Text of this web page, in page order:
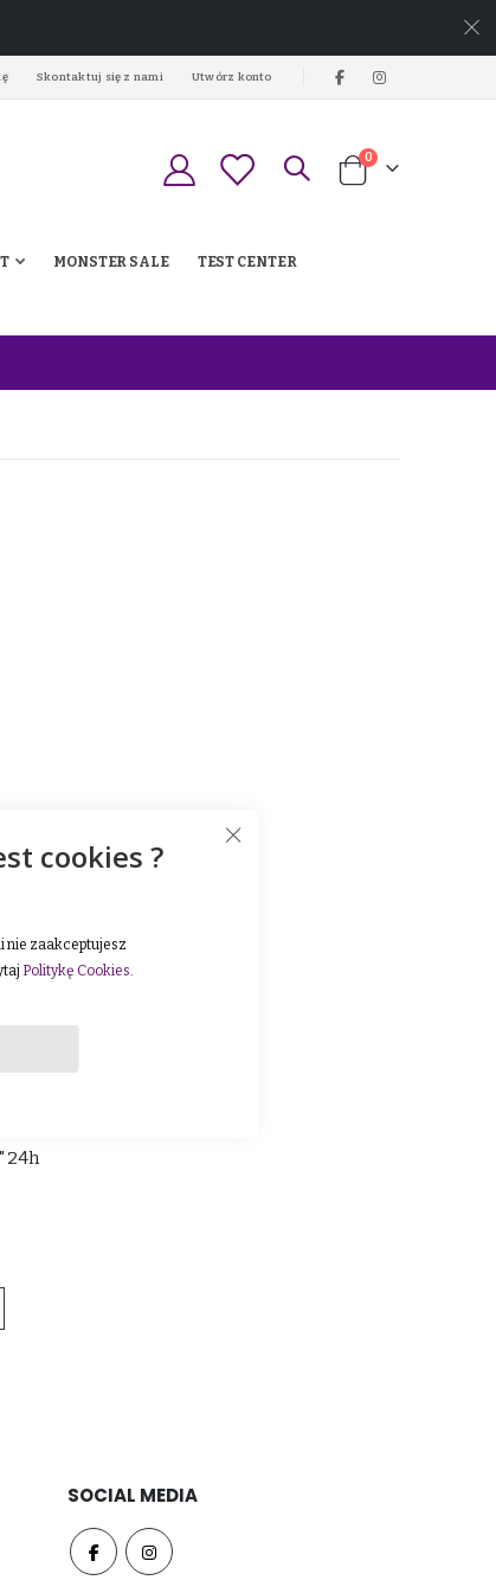
Skontaktuj się z nami Utwórz konto
Koszyk
0produkty
MONSTER SALE TEST CENTER
24h
SOCIAL MEDIA
cookies ?
nie zaakceptujesz
Politykę Cookies